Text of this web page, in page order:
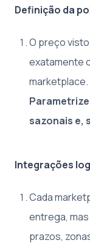
Definição da
O preço
exatamente
sazonais e,
Integrações
Cada
entrega,
prazos,